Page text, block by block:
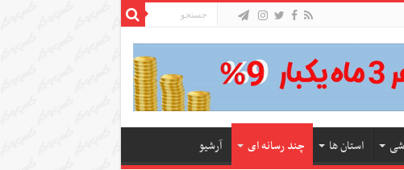
استان ها چند رسانه ای آرشیو